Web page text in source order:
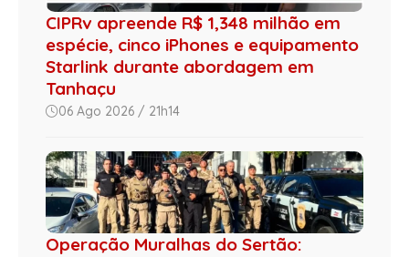
CIPRv apreende R$ 1,348 milhão em
espécie, cinco iPhones e equipamento
Starlink durante abordagem em
Tanhaçu
06 Ago 2026 / 21h14
Operação Muralhas do Sertão: